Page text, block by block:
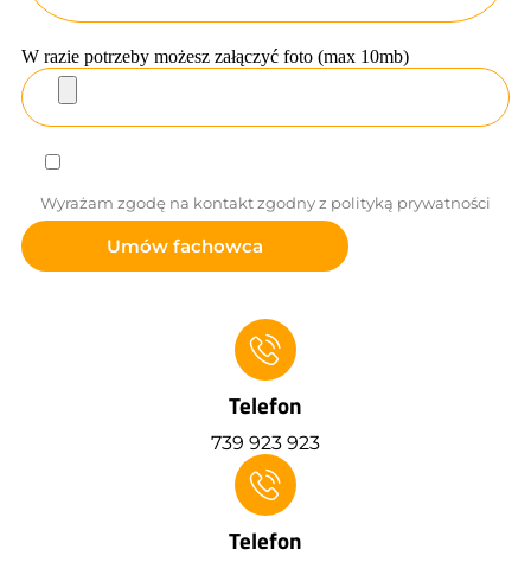
Telefon
739 923 923
Telefon
W razie potrzeby możesz załączyć foto (max 10mb)
Wyrażam zgodę na kontakt zgodny z polityką prywatności